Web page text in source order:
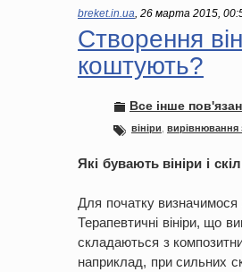
breket.in.ua, 26 марта 2015,
Створення
коштують?
Все інше
вініри вирівнювання
Які бувають вініри і
Для початку визначимося
Терапевтичні вініри, що
складаються з
наприклад, при сильних